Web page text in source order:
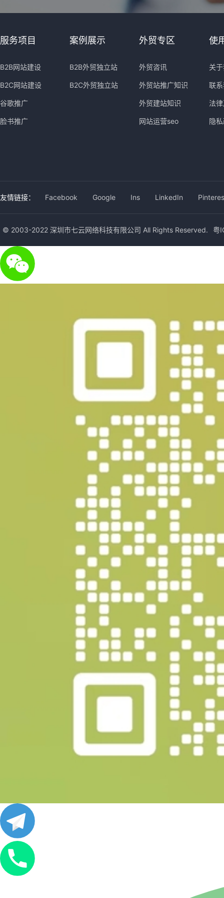
服务项目
B2B网站建设
B2C网站建设
谷歌推广
脸书推广
案例展示
B2B外贸独立站
B2C外贸独立站
外贸专区
外贸咨讯
外贸站推广知识
外贸建站知识
网站运营seo
使
关
联
法
隐
友情链接： Facebook Google Ins LinkedIn
© 2003-2022 深圳市七云网络科技有限公司 All Rights Reserved. 粤